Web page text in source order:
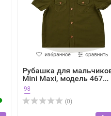
избранное сравнить
Рубашка для
Mini Maxi, модель 467...
98
(0)